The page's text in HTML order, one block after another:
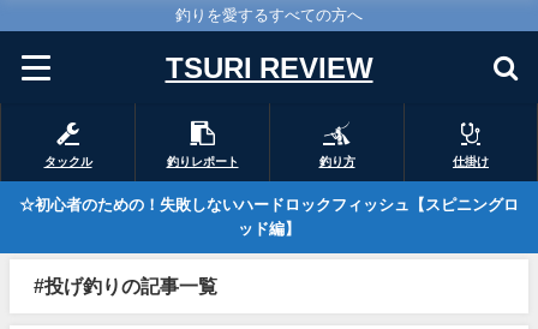
釣りを愛するすべての方へ
TSURI REVIEW
タックル 釣りレポート 釣り方 仕掛け
☆初心者のための！失敗しないハードロックフィッシュ【スピニングロ
ッド編】
#投げ釣りの記事一覧